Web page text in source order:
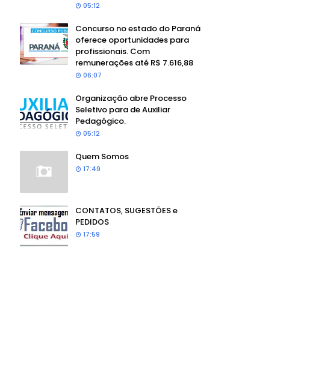
05:12
Concurso no estado do Paraná
oferece oportunidades para
profissionais. Com
remunerações até R$ 7.616,88
06:07
Organização abre Processo
Seletivo para de Auxiliar
Pedagógico.
05:12
Quem Somos
17:49
CONTATOS, SUGESTÕES e
PEDIDOS
17:59